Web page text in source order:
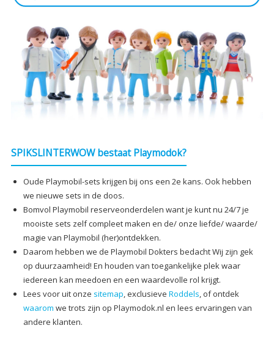
SPIKSLINTERWOW bestaat Playmodok?
Oude Playmobil-sets krijgen bij ons een 2e kans. Ook hebben
we nieuwe sets in de doos.
Bomvol Playmobil reserveonderdelen want je kunt nu 24/7 je
mooiste sets zelf compleet maken en de/ onze liefde/ waarde/
magie van Playmobil (her)ontdekken.
Daarom hebben we de Playmobil Dokters bedacht Wij zijn gek
op duurzaamheid! En houden van toegankelijke plek waar
iedereen kan meedoen en een waardevolle rol krijgt.
Lees voor uit onze sitemap, exclusieve Roddels, of ontdek
waarom we trots zijn op Playmodok.nl en lees ervaringen van
andere klanten.